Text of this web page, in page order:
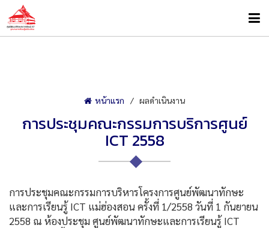
หน้าแรก ผลดำเนินงาน
การประชุมคณะกรรมการบริการศูนย์
ICT 2558
การประชุมคณะกรรมการบริหารโครงการศูนย์พัฒนาทักษะ
และการเรียนรู้ ICT แม่ฮ่องสอน ครั้งที่ 1/2558 วันที่ 1 กันยายน
2558 ณ ห้องประชุม ศูนย์พัฒนาทักษะและการเรียนรู้ ICT